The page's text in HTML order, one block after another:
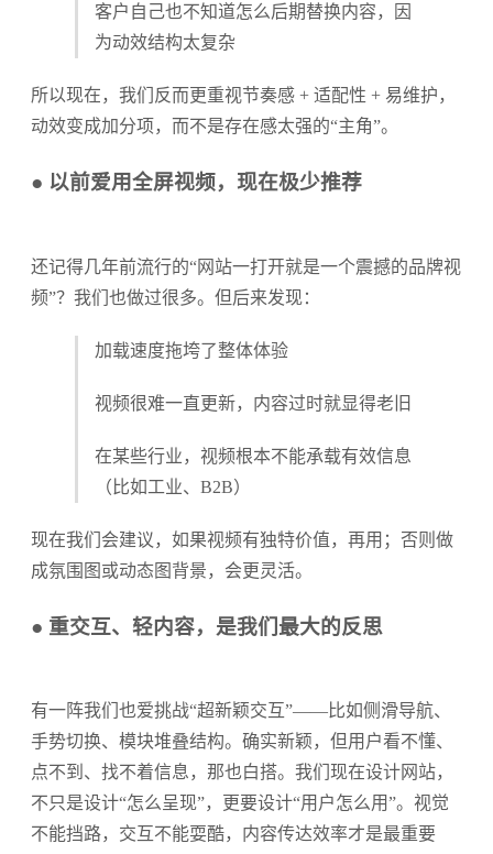
客户自己也不知道怎么后期替换内容，因
为动效结构太复杂
所以现在，我们反而更重视节奏感 + 适配性 + 易维护，
动效变成加分项，而不是存在感太强的“主角”。
● 以前爱用全屏视频，现在极少推荐
还记得几年前流行的“网站一打开就是一个震撼的品牌视
频”？我们也做过很多。但后来发现：
加载速度拖垮了整体体验
视频很难一直更新，内容过时就显得老旧
在某些行业，视频根本不能承载有效信息
（比如工业、B2B）
现在我们会建议，如果视频有独特价值，再用；否则做
成氛围图或动态图背景，会更灵活。
● 重交互、轻内容，是我们最大的反思
有一阵我们也爱挑战“超新颖交互”——比如侧滑导航、
手势切换、模块堆叠结构。确实新颖，但用户看不懂、
点不到、找不着信息，那也白搭。我们现在设计网站，
不只是设计“怎么呈现”，更要设计“用户怎么用”。视觉
不能挡路，交互不能耍酷，内容传达效率才是最重要